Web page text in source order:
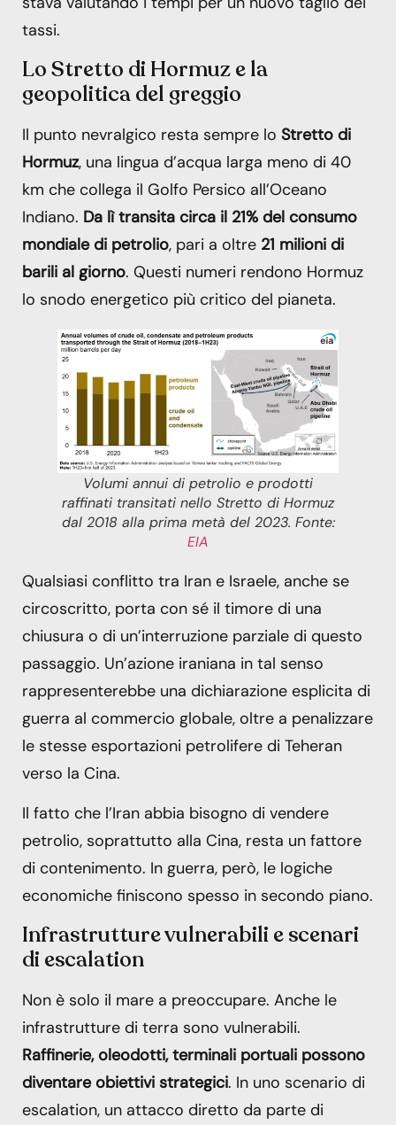
tassi.
Lo Stretto di Hormuz e la
geopolitica del greggio
Il punto nevralgico resta sempre lo Stretto di
Hormuz, una lingua d’acqua larga meno di 40
km che collega il Golfo Persico all’Oceano
Indiano. Da lì transita circa il 21% del consumo
mondiale di petrolio, pari a oltre 21 milioni di
barili al giorno. Questi numeri rendono Hormuz
lo snodo energetico più critico del pianeta.
Volumi annui di petrolio e prodotti
raffinati transitati nello Stretto di Hormuz
dal 2018 alla prima metà del 2023. Fonte:
EIA
Qualsiasi conflitto tra Iran e Israele, anche se
circoscritto, porta con sé il timore di una
chiusura o di un’interruzione parziale di questo
passaggio. Un’azione iraniana in tal senso
rappresenterebbe una dichiarazione esplicita di
guerra al commercio globale, oltre a penalizzare
le stesse esportazioni petrolifere di Teheran
verso la Cina.
Il fatto che l’Iran abbia bisogno di vendere
petrolio, soprattutto alla Cina, resta un fattore
di contenimento. In guerra, però, le logiche
economiche finiscono spesso in secondo piano.
Infrastrutture vulnerabili e scenari
di escalation
Non è solo il mare a preoccupare. Anche le
infrastrutture di terra sono vulnerabili.
Raffinerie, oleodotti, terminali portuali possono
diventare obiettivi strategici. In uno scenario di
escalation, un attacco diretto da parte di